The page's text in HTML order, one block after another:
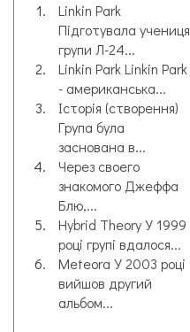
Linkin Park
Підготувала учениця
групи Л-24...
Linkin Park Linkin Park
- американська...
Історія (створення)
Група була
заснована в...
Через своего
знакомого Джеффа
Блю,...
Hybrid Theory У 1999
році групі вдалося...
Meteora У 2003 році
вийшов другий
альбом...